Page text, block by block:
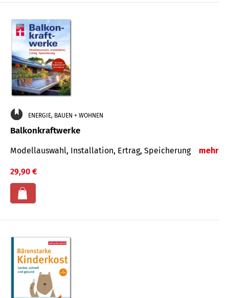
ENERGIE, BAUEN + WOHNEN
Balkonkraftwerke
Modellauswahl, Installation, Ertrag, Speicherung mehr
29,90 €